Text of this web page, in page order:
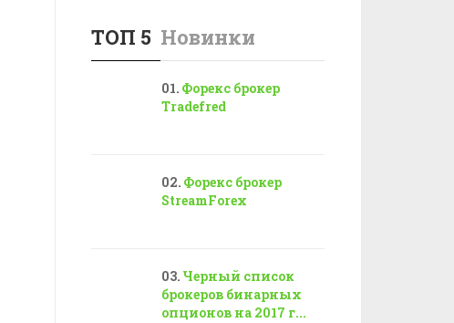
ТОП 5 Новинки
Форекс брокер
Tradefred
Форекс брокер
StreamForex
Черный список
брокеров бинарных
опционов на 2017 г...